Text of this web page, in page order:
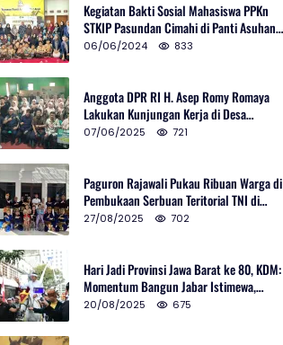
Kegiatan Bakti Sosial Mahasiswa PPKn
STKIP Pasundan Cimahi di Panti Asuhan
Ulul Azmi Kota Cimahi
06/06/2024 833
Anggota DPR RI H. Asep Romy Romaya
Lakukan Kunjungan Kerja di Desa
Patrolsari
07/06/2025 721
Paguron Rajawali Pukau Ribuan Warga di
Pembukaan Serbuan Teritorial TNI di
Cibatu
27/08/2025 702
Hari Jadi Provinsi Jawa Barat ke 80, KDM:
Momentum Bangun Jabar Istimewa,
Lembur di Urus Kota Ditata
20/08/2025 675